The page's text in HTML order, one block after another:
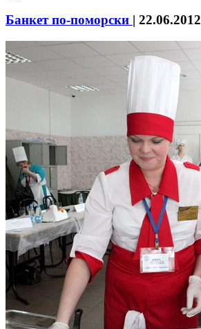
Банкет по-поморски | 22.06.2012